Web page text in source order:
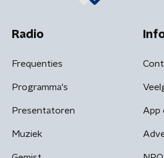
Radio
Frequenties
Programma's
Presentatoren
Muziek
App